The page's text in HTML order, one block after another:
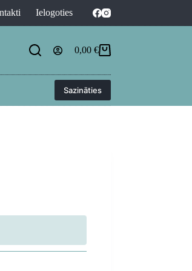
Ielogoties
Shopping
0,00 €
Sazināties